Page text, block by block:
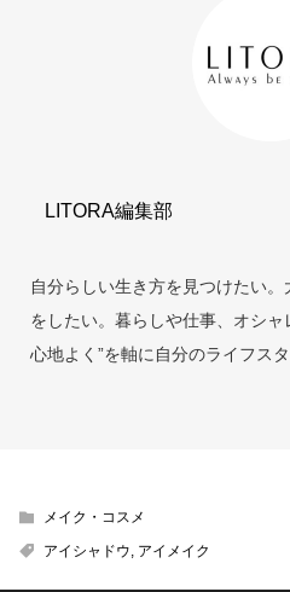
LITORA編集部
自分らしい生き方を見つけたい
をしたい。暮らしや仕事、オシャ
心地よく”を軸に自分のライフスタ
メイク・コスメ
アイシャドウ, アイメイク